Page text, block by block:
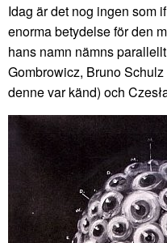
Idag är det nog ingen som
enorma betydelse för den
hans namn nämns
Gombrowicz, Bruno
denne var känd) och